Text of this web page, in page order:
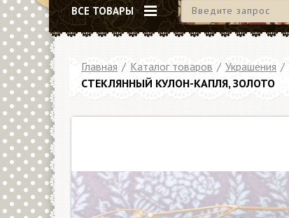
ВСЕ ТОВАРЫ
Главная / Каталог товаров / Украшения /
СТЕКЛЯННЫЙ КУЛОН-КАПЛЯ, ЗОЛОТО